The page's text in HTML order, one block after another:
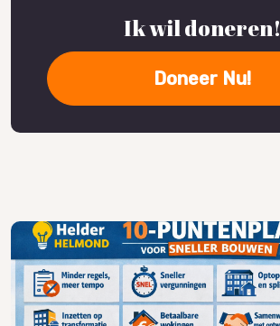
Ik wil doneren!
Doneer Nu!